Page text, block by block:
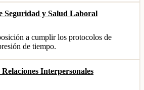
Seguridad y Salud Laboral
a cumplir los protocolos de
de tiempo.
Interpersonales